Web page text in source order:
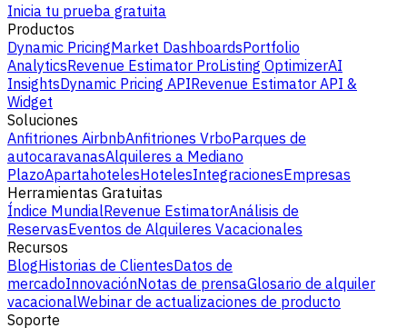
Inicia tu prueba gratuita
Productos
Dynamic PricingMarket DashboardsPortfolio
AnalyticsRevenue Estimator ProListing OptimizerAI
InsightsDynamic Pricing APIRevenue Estimator API &
Widget
Soluciones
Anfitriones AirbnbAnfitriones VrboParques de
autocaravanasAlquileres a Mediano
PlazoApartahotelesHotelesIntegracionesEmpresas
Herramientas Gratuitas
Índice MundialRevenue EstimatorAnálisis de
ReservasEventos de Alquileres Vacacionales
Recursos
BlogHistorias de ClientesDatos de
mercadoInnovaciónNotas de prensaGlosario de alquiler
vacacionalWebinar de actualizaciones de producto
Soporte